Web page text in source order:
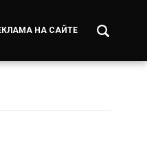
НА САЙТЕ